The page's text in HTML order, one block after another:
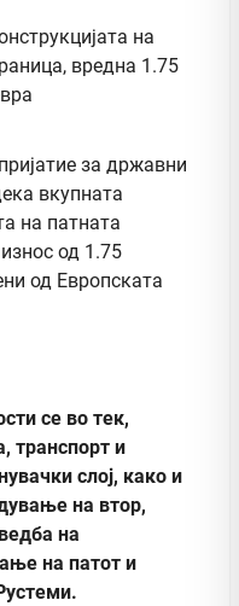
за државни
вкупната
на патната
од 1.75
од Европската
се во тек,
транспорт и
слој, како и
на втор,
на
на патот и